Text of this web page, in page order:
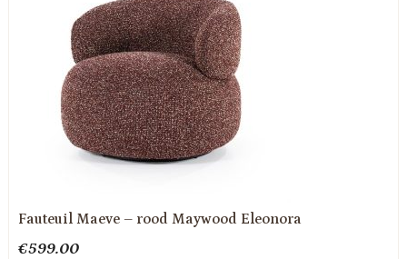
Fauteuil Maeve – rood Maywood Eleonora
€599.00